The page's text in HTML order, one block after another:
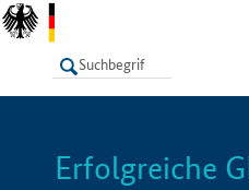
LISTE
Erfolgreiche